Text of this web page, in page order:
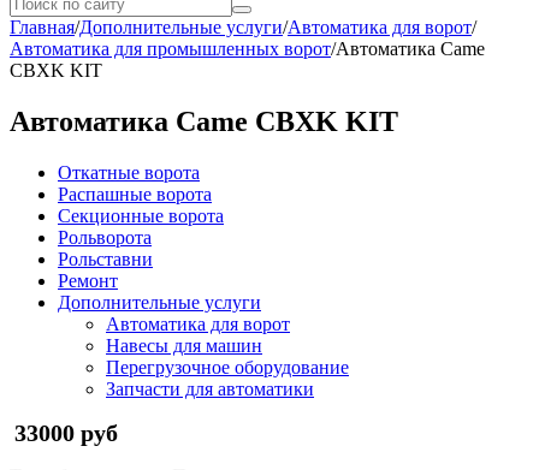
Главная/Дополнительные услуги/Автоматика для ворот/
Автоматика для промышленных ворот/Автоматика Came
CBXK KIT
Автоматика Came CBXK KIT
Откатные ворота
Распашные ворота
Секционные ворота
Рольворота
Рольставни
Ремонт
Дополнительные услуги
Автоматика для ворот
Навесы для машин
Перегрузочное оборудование
Запчасти для автоматики
33000 руб